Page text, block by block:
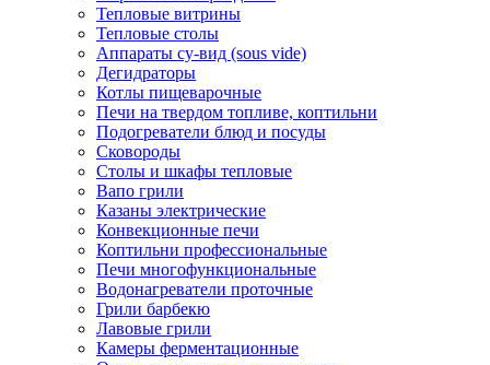
Тепловые витрины
Тепловые столы
Аппараты су-вид (sous vide)
Дегидраторы
Котлы пищеварочные
Печи на твердом топливе, коптильни
Подогреватели блюд и посуды
Сковороды
Столы и шкафы тепловые
Вапо грили
Казаны электрические
Конвекционные печи
Коптильни профессиональные
Печи многофункциональные
Водонагреватели проточные
Грили барбекю
Лавовые грили
Камеры ферментационные